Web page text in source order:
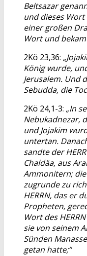
Beltsazar
und dieses
einer großen
Wort und
2Kö 23,36:
König wurde,
Jerusalem. Und
Sebudda, die
2Kö 24,1-3: „In
Nebukadnezar,
und Jojakim
untertan.
sandte der
Chaldäa, aus
Ammonitern; die
zugrunde zu
HERRN, das er
Propheten,
Wort des
sie von seinem
Sünden
getan hatte;“